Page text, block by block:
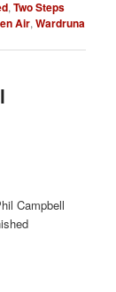
,Two Steps
Air,Wardruna
Campbell